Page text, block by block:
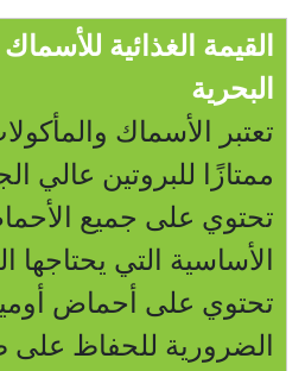
القيمة الغذائية
البحرية
تعتبر الأسماك
ممتازًا للبروتين عالي
تحتوي على جميع
الأساسية التي يحتاجها
تحتوي على أحماض
الضرورية للحفاظ